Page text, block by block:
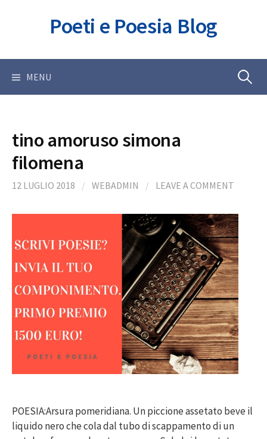
Poeti e Poesia Blog
MENU Ricerca
tino amoruso simona
filomena
12 LUGLIO 2018 / WEBADMIN / LEAVE A COMMENT
POESIA:Arsura pomeridiana. Un piccione assetato beve il
liquido nero che cola dal tubo di scappamento di un